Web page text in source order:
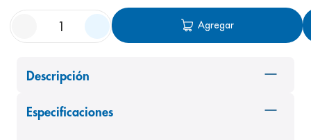
Agregar
Descripción
Especificaciones
5. nivea
8. pediasure